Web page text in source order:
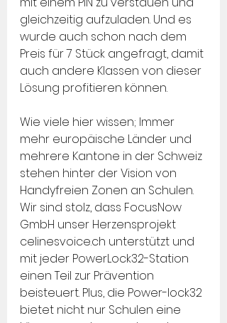
gleichzeitig aufzuladen. Und es
wurde auch schon nach dem
Preis für 7 Stück angefragt, damit
auch andere Klassen von dieser
Lösung profitieren können.
Wie viele hier wissen; Immer
mehr europäische Länder und
mehrere Kantone in der Schweiz
stehen hinter der Vision von
Handyfreien Zonen an Schulen.
Wir sind stolz, dass FocusNow
GmbH unser Herzensprojekt
celinesvoice.ch unterstützt und
mit jeder PowerLock32-Station
einen Teil zur Prävention
beisteuert. Plus, die Power-lock32
bietet nicht nur Schulen eine